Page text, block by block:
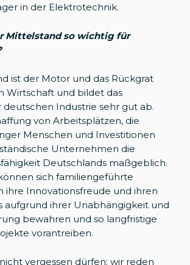
in der Elektrotechnik.
Mittelstand so wichtig für
ist der Motor und das Rückgrat
Wirtschaft und bildet das
Industrie sehr gut ab.
von Arbeitsplätzen, die
Menschen und Investitionen
Unternehmen die
Deutschlands maßgeblich.
sich familiengeführte
ihre Innovationsfreude und ihren
aufgrund ihrer Unabhängigkeit und
bewahren und so langfristige
vorantreiben.
vergessen dürfen: wir reden